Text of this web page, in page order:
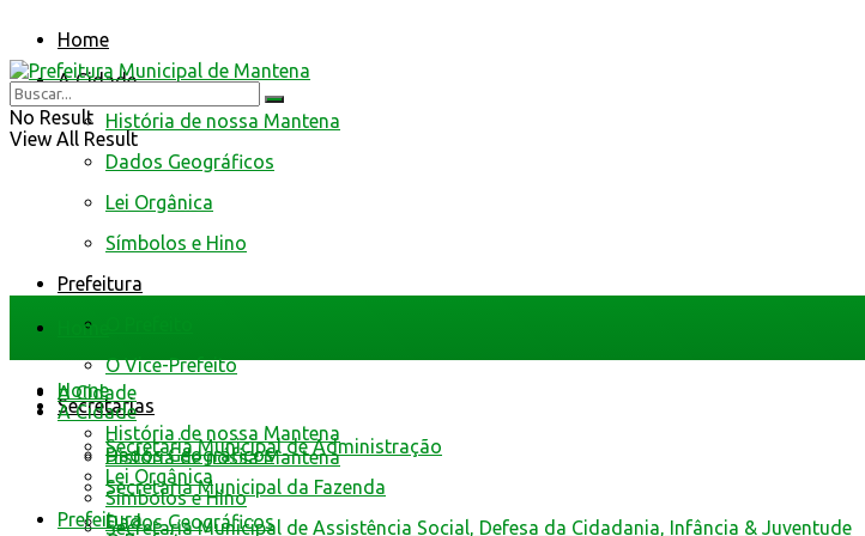
Home
A Cidade
História de nossa Mantena
Dados Geográficos
Lei Orgânica
Símbolos e Hino
Prefeitura
O Vice-Prefeito
Secretarias
Secretaria Municipal de Administração
Secretaria Municipal da Fazenda
Secretaria Municipal de Assistência Social, Defesa da Cidadania, Infância & Juventude
No Result
View All Result
Home
A Cidade
História de nossa Mantena
Dados Geográficos
Home
A Cidade
História de nossa Mantena
Dados Geográficos
Lei Orgânica
Símbolos e Hino
Prefeitura